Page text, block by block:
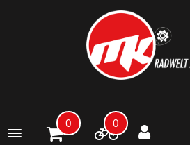
Toggle navigation
0 0